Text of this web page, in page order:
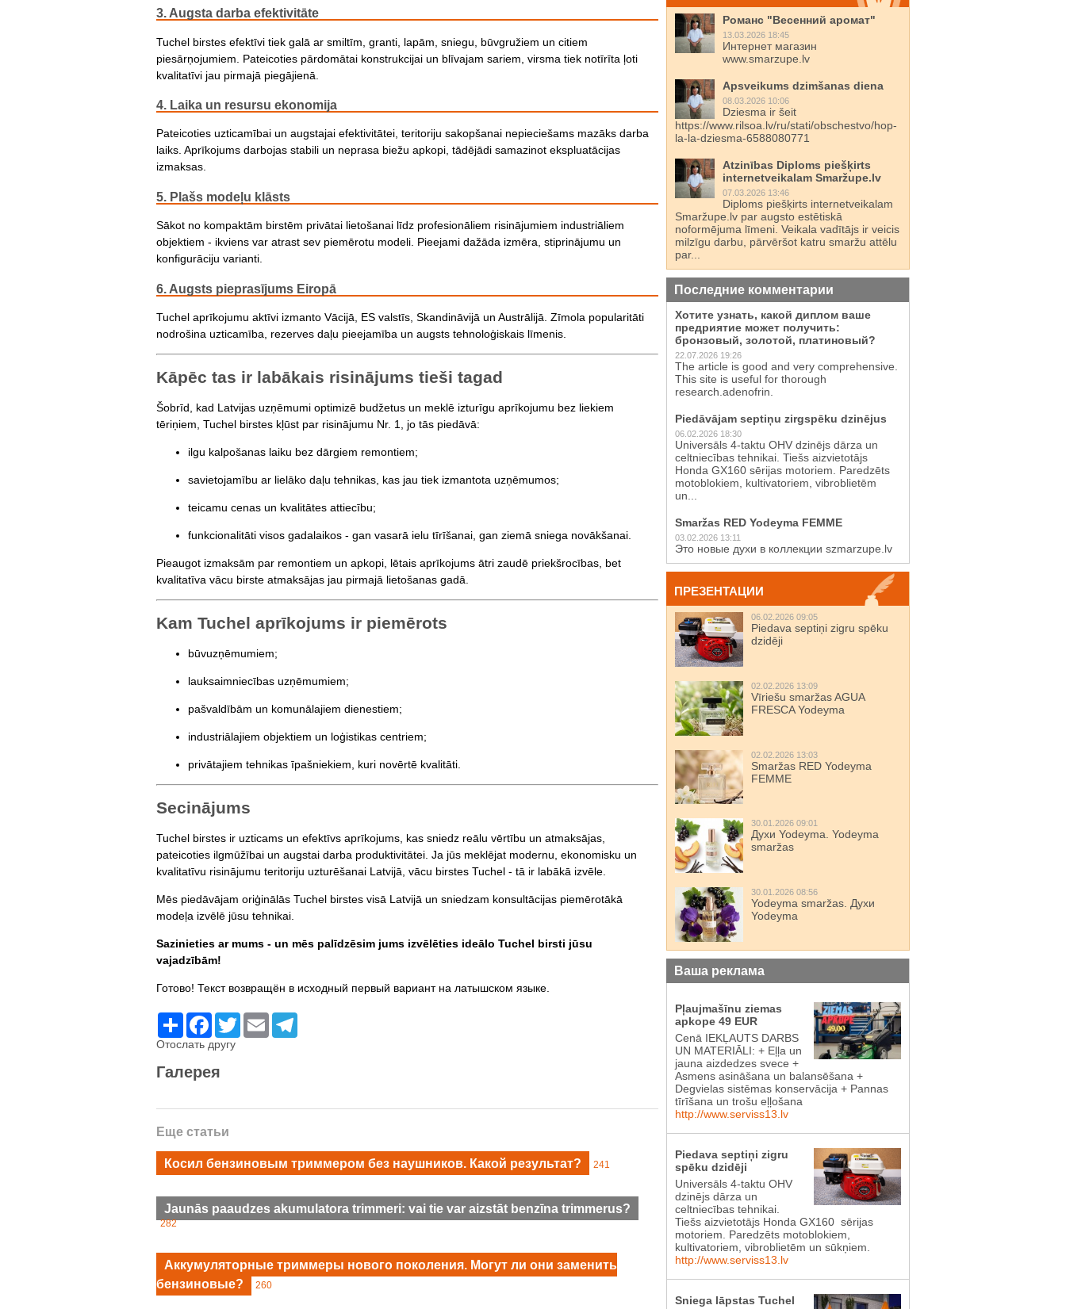
3. Augsta darba efektivitāte
Tuchel birstes efektīvi tiek galā ar smiltīm, granti, lapām, sniegu, būvgružiem un citiem
piesārņojumiem. Pateicoties pārdomātai konstrukcijai un blīvajam sariem, virsma tiek notīrīta ļoti
kvalitatīvi jau pirmajā piegājienā.
4. Laika un resursu ekonomija
Pateicoties uzticamībai un augstajai efektivitātei, teritoriju sakopšanai nepieciešams mazāks darba
laiks. Aprīkojums darbojas stabili un neprasa biežu apkopi, tādējādi samazinot ekspluatācijas
izmaksas.
5. Plašs modeļu klāsts
Sākot no kompaktām birstēm privātai lietošanai līdz profesionāliem risinājumiem industriāliem
objektiem - ikviens var atrast sev piemērotu modeli. Pieejami dažāda izmēra, stiprinājumu un
konfigurāciju varianti.
6. Augsts pieprasījums Eiropā
Tuchel aprīkojumu aktīvi izmanto Vācijā, ES valstīs, Skandināvijā un Austrālijā. Zīmola popularitāti
nodrošina uzticamība, rezerves daļu pieejamība un augsts tehnoloģiskais līmenis.
Kāpēc tas ir labākais risinājums tieši tagad
Šobrīd, kad Latvijas uzņēmumi optimizē budžetus un meklē izturīgu aprīkojumu bez liekiem
tēriņiem, Tuchel birstes kļūst par risinājumu Nr. 1, jo tās piedāvā:
ilgu kalpošanas laiku bez dārgiem remontiem;
savietojamību ar lielāko daļu tehnikas, kas jau tiek izmantota uzņēmumos;
teicamu cenas un kvalitātes attiecību;
funkcionalitāti visos gadalaikos - gan vasarā ielu tīrīšanai, gan ziemā sniega novākšanai.
Pieaugot izmaksām par remontiem un apkopi, lētais aprīkojums ātri zaudē priekšrocības, bet
kvalitatīva vācu birste atmaksājas jau pirmajā lietošanas gadā.
Kam Tuchel aprīkojums ir piemērots
būvuzņēmumiem;
lauksaimniecības uzņēmumiem;
pašvaldībām un komunālajiem dienestiem;
industriālajiem objektiem un loģistikas centriem;
privātajiem tehnikas īpašniekiem, kuri novērtē kvalitāti.
Secinājums
Tuchel birstes ir uzticams un efektīvs aprīkojums, kas sniedz reālu vērtību un atmaksājas,
pateicoties ilgmūžībai un augstai darba produktivitātei. Ja jūs meklējat modernu, ekonomisku un
kvalitatīvu risinājumu teritoriju uzturēšanai Latvijā, vācu birstes Tuchel - tā ir labākā izvēle.
Mēs piedāvājam oriģinālās Tuchel birstes visā Latvijā un sniedzam konsultācijas piemērotākā
modeļa izvēlē jūsu tehnikai.
Sazinieties ar mums - un mēs palīdzēsim jums izvēlēties ideālo Tuchel birsti jūsu
vajadzībām!
Готово! Текст возвращён в исходный первый вариант на латышском языке.
РесурсFacebook
TwitterEmail
Отослать другу
Галерея
Еще статьи
Косил бензиновым триммером без наушников. Какой результат? 241
Jaunās paaudzes akumulatora trimmeri: vai tie var aizstāt benzīna trimmerus?
282
Аккумуляторные триммеры нового поколения. Могут ли они заменить
бензиновые?
260
Романс "Весенний аромат"
13.03.2026 18:45
Интернет магазин
www.smarzupe.lv
Apsveikums dzimšanas diena
08.03.2026 10:06
Dziesma ir šeit
https://www.rilsoa.lv/ru/stati/obschestvo/hop-
la-la-dziesma-6588080771
Atzinības Diploms piešķirts
internetveikalam Smaržupe.lv
07.03.2026 13:46
Diploms piešķirts internetveikalam
Smaržupe.lv par augsto estētiskā
noformējuma līmeni. Veikala vadītājs ir veicis
milzīgu darbu, pārvēršot katru smaržu attēlu
par...
Последние комментарии
Хотите узнать, какой диплом ваше
предриятие может получить:
бронзовый, золотой, платиновый?
22.07.2026 19:26
The article is good and very comprehensive.
This site is useful for thorough
research.adenofrin.
Piedāvājam septiņu zirgspēku dzinējus
06.02.2026 18:30
Universāls 4-taktu OHV dzinējs dārza un
celtniecības tehnikai. Tiešs aizvietotājs
Honda GX160 sērijas motoriem. Paredzēts
motoblokiem, kultivatoriem, vibroblietēm
un...
Smaržas RED Yodeyma FEMME
03.02.2026 13:11
Это новые духи в коллекции szmarzupe.lv
ПРЕЗЕНТАЦИИ
06.02.2026 09:05
Piedava septiņi zigru spēku
dzidēji
02.02.2026 13:09
Vīriešu smaržas AGUA
FRESCA Yodeyma
02.02.2026 13:03
Smaržas RED Yodeyma
FEMME
30.01.2026 09:01
Духи Yodeyma. Yodeyma
smaržas
30.01.2026 08:56
Yodeyma smaržas. Духи
Yodeyma
Ваша реклама
Pļaujmašīnu ziemas
apkope 49 EUR
Cenā IEKĻAUTS DARBS
UN MATERIĀLI: + Eļļa un
jauna aizdedzes svece +
Asmens asināšana un balansēšana +
Degvielas sistēmas konservācija + Pannas
tīrīšana un trošu eļļošana
http://www.serviss13.lv
Piedava septiņi zigru
spēku dzidēji
Universāls 4-taktu OHV
dzinējs dārza un
celtniecības tehnikai.
Tiešs aizvietotājs Honda GX160 sērijas
motoriem. Paredzēts motoblokiem,
kultivatoriem, vibroblietēm un sūkņiem.
http://www.serviss13.lv
Sniega lāpstas Tuchel